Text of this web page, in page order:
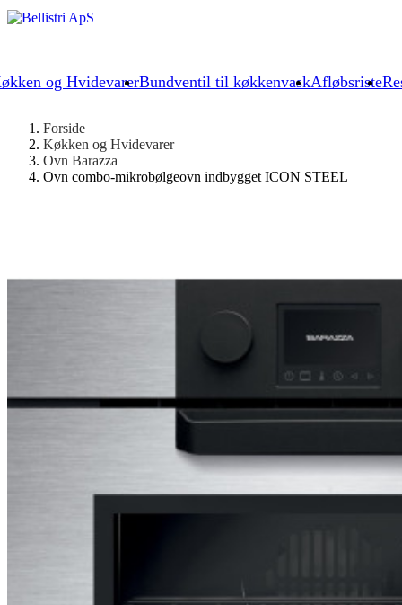
og HvidevarerBundventil til køkkenvaskAfløbsriste
Forside
Køkken og Hvidevarer
Ovn Barazza
Ovn combo-mikrobølgeovn indbygget ICON STEEL